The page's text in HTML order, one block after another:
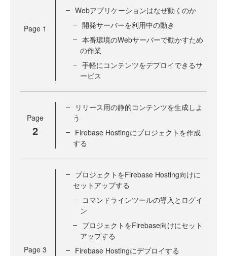
Page 1
Webアプリケーションはなぜ動くのか
開発サーバーを利用中の動き
本番環境のWebサーバーで動かすため
の作業
手軽にコンテンツをデプロイできるサ
ービス
Page
2
リリース用の静的コンテンツを生成しよ
う
Firebase Hostingにプロジェクトを作成
する
Page 3
プロジェクトをFirebase Hosting向けに
セットアップする
コマンドラインツールの導入とログイ
ン
プロジェクトをFirebase向けにセット
アップする
Firebase Hostingにデプロイする